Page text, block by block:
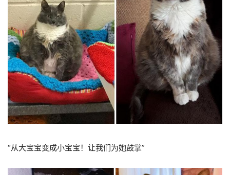
“从大宝宝变成小宝宝！让我们为她鼓掌”